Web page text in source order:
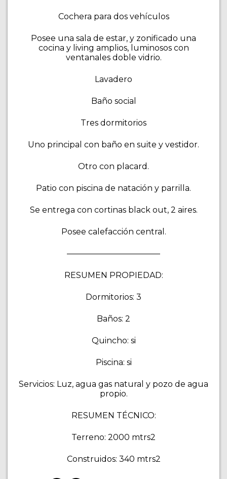
Cochera para dos vehículos
Posee una sala de estar, y zonificado una
cocina y living amplios, luminosos con
ventanales doble vidrio.
Lavadero
Baño social
Tres dormitorios
Uno principal con baño en suite y vestidor.
Otro con placard.
Patio con piscina de natación y parrilla.
Se entrega con cortinas black out, 2 aires.
Posee calefacción central.
———————————–
RESUMEN PROPIEDAD:
Dormitorios: 3
Baños: 2
Quincho: si
Piscina: si
Servicios: Luz, agua gas natural y pozo de agua
propio.
RESUMEN TÉCNICO:
Terreno: 2000 mtrs2
Construidos: 340 mtrs2